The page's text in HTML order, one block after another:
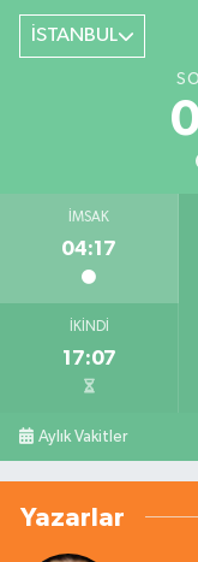
İSTANBUL
İMSAK
04:17
İKINDI
17:07
Aylık Vakitler
Yazarlar